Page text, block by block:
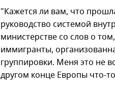
"Кажется ли вам, что
руководство системой
министерстве со слов о
иммигранты,
группировки. Меня это не
другом конце Европы что-